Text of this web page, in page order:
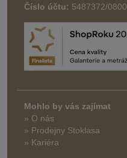
Číslo účtu: 5487372/0800
Mohlo by vás zajímat
» O nás
» Prodejny Stoklasa
» Kariéra